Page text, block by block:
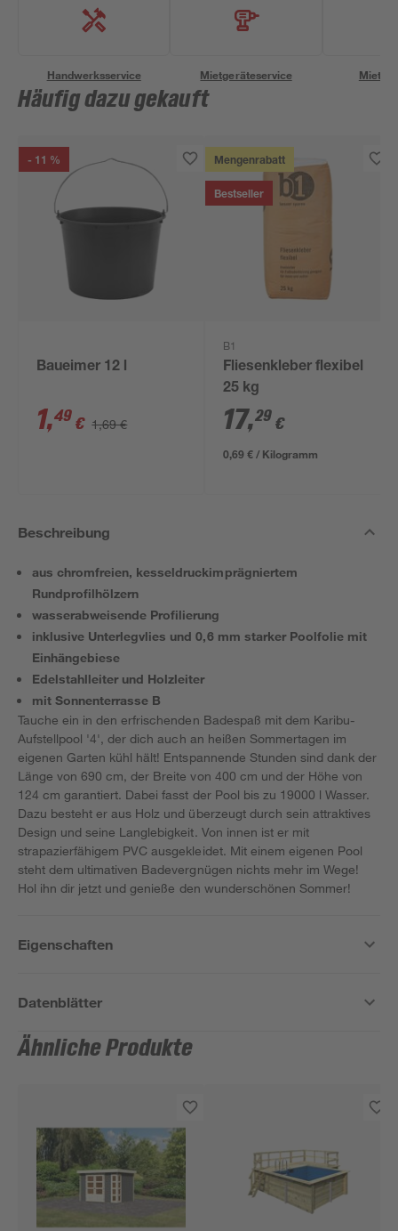
Handwerksservice Mietgeräteservice
Häufig dazu gekauft
- 11 %
Baueimer 12 l
1,49 € 1,69 €
Mengenrabatt
Bestseller
B1
Fliesenkleber flexibel
25 kg
17,29 €
0,69 € / Kilogramm
Beschreibung
aus chromfreien, kesseldruckimprägniertem
Rundprofilhölzern
wasserabweisende Profilierung
inklusive Unterlegvlies und 0,6 mm starker Poolfolie mit
Einhängebiese
Edelstahlleiter und Holzleiter
mit Sonnenterrasse B
Tauche ein in den erfrischenden Badespaß mit dem Karibu-
Aufstellpool '4', der dich auch an heißen Sommertagen im
eigenen Garten kühl hält! Entspannende Stunden sind dank der
Länge von 690 cm, der Breite von 400 cm und der Höhe von
124 cm garantiert. Dabei fasst der Pool bis zu 19000 l Wasser.
Dazu besteht er aus Holz und überzeugt durch sein attraktives
Design und seine Langlebigkeit. Von innen ist er mit
strapazierfähigem PVC ausgekleidet. Mit einem eigenen Pool
steht dem ultimativen Badevergnügen nichts mehr im Wege!
Hol ihn dir jetzt und genieße den wunderschönen Sommer!
Eigenschaften
Datenblätter
Ähnliche Produkte